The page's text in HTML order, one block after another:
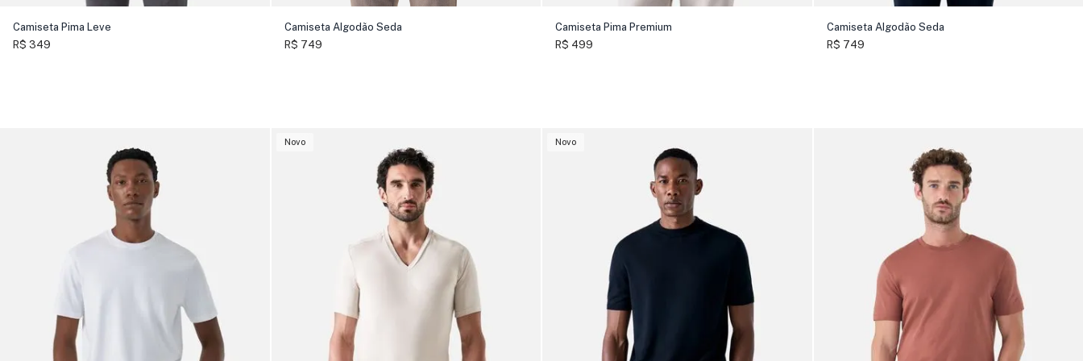
Camiseta Pima Leve
R$ 349
Camiseta Algodão Seda
R$ 749
Camiseta Pima Premium
R$ 499
Camiseta Algodão Seda
R$ 749
Novo Novo